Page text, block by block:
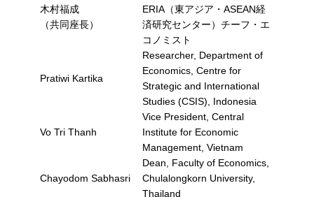
木村福成
（共同座長）
ERIA（東アジア・ASEAN経
済研究センター）チーフ・エ
コノミスト
Pratiwi Kartika
Researcher, Department of
Economics, Centre for
Strategic and International
Studies (CSIS), Indonesia
Vo Tri Thanh
Vice President, Central
Institute for Economic
Management, Vietnam
Chayodom Sabhasri
Dean, Faculty of Economics,
Chulalongkorn University,
Thailand